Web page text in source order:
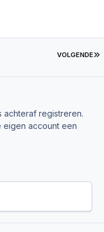
VOLGENDE
achteraf registreren.
eigen account een